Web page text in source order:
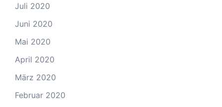
Juli 2020
Juni 2020
Mai 2020
April 2020
März 2020
Februar 2020